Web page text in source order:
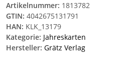
Artikelnummer: 1813782
GTIN: 4042675131791
HAN: KLK_13179
Kategorie: Jahreskarten
Hersteller: Grätz Verlag